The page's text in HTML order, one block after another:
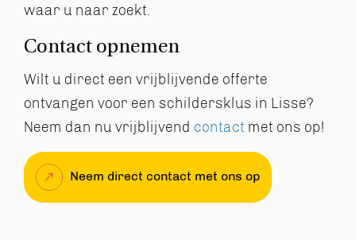
waar u naar zoekt.
Contact opnemen
Wilt u direct een vrijblijvende offerte
ontvangen voor een schildersklus in Lisse?
Neem dan nu vrijblijvend contact met ons op!
Neem direct contact met ons op